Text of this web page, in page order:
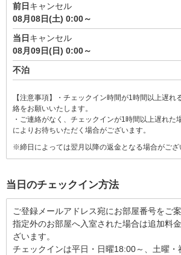
前日 キャンセル
08月08日(土) 0:00～
当日 キャンセル
08月09日(日) 0:00～
不泊
【注意事項】・チェックイン時間が1時間以上遅れ
絡をお願いいたします。
・ご連絡がなく、チェックインが1時間以上遅れた
によりお待ちいただく場合がございます。
※締日によっては翌月以降の返金となる場合がござ
当日のチェックイン方法
ご登録メールアドレス宛にお部屋番号をご
指定外のお部屋へ入室された場合は追加料
ざいます。
チェックインは平日・日曜18:00～、土曜